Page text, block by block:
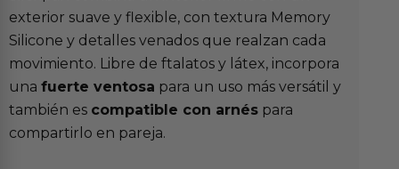
exterior suave y flexible, con textura Memory
Silicone y detalles venados que realzan cada
movimiento. Libre de ftalatos y látex, incorpora
una fuerte ventosa para un uso más versátil y
también es compatible con arnés para
compartirlo en pareja.